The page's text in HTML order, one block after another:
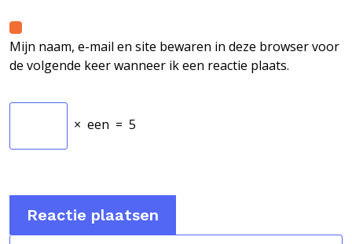
Mijn naam, e-mail en site bewaren in deze browser voor
de volgende keer wanneer ik een reactie plaats.
× een = 5